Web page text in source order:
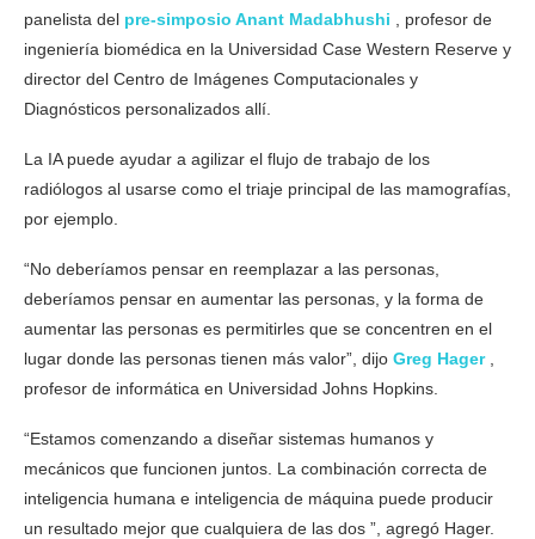
panelista del pre-simposio Anant Madabhushi , profesor de
ingeniería biomédica en la Universidad Case Western Reserve y
director del Centro de Imágenes Computacionales y
Diagnósticos personalizados allí.
La IA puede ayudar a agilizar el flujo de trabajo de los
radiólogos al usarse como el triaje principal de las mamografías,
por ejemplo.
“No deberíamos pensar en reemplazar a las personas,
deberíamos pensar en aumentar las personas, y la forma de
aumentar las personas es permitirles que se concentren en el
lugar donde las personas tienen más valor”, dijo Greg Hager,
profesor de informática en Universidad Johns Hopkins.
“Estamos comenzando a diseñar sistemas humanos y
mecánicos que funcionen juntos. La combinación correcta de
inteligencia humana e inteligencia de máquina puede producir
un resultado mejor que cualquiera de las dos ”, agregó Hager.